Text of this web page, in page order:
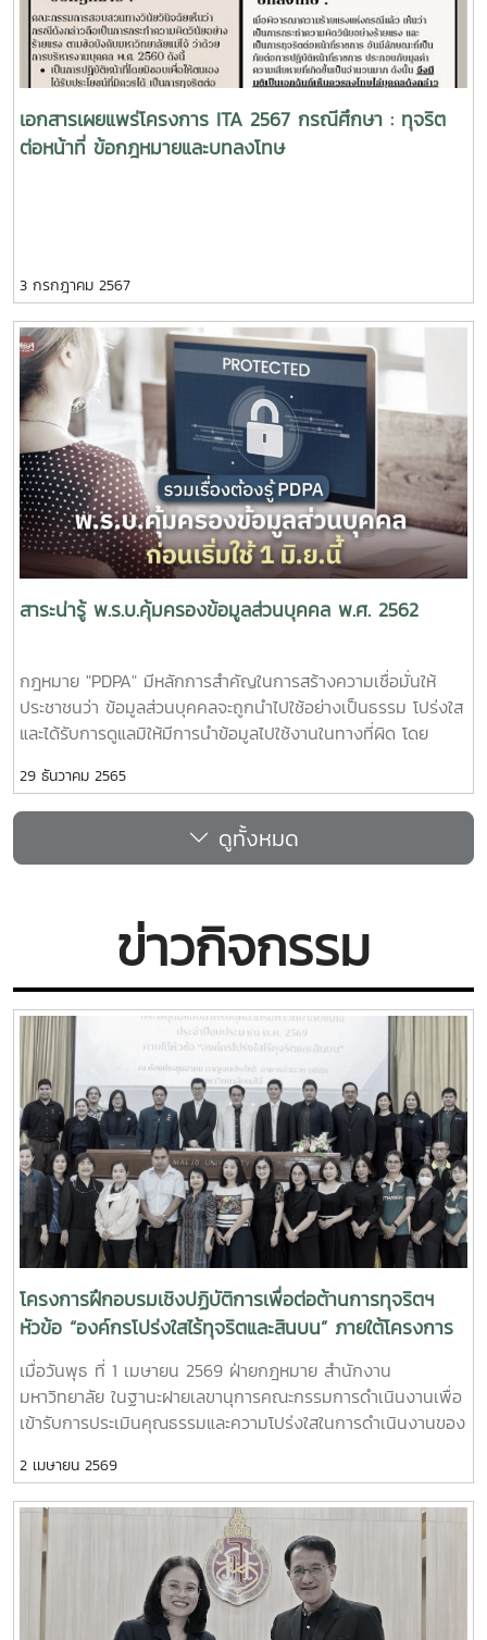
เอกสารเผยแพร่โครงการ ITA 2567 กรณีศึกษา : ทุจริต
ต่อหน้าที่ ข้อกฎหมายและบทลงโทษ
3 กรกฎาคม 2567
สาระน่ารู้ พ.ร.บ.คุ้มครองข้อมูลส่วนบุคคล พ.ศ. 2562
กฎหมาย "PDPA" มีหลักการสำคัญในการสร้างความเชื่อมั่นให้
ประชาชนว่า ข้อมูลส่วนบุคคลจะถูกนำไปใช้อย่างเป็นธรรม โปร่งใส
และได้รับการดูแลมิให้มีการนำข้อมูลไปใช้งานในทางที่ผิด โดย
การขออนุญาตจากเจ้าของข้อมูลหรือตามที่มีการบัญญัติไว้ใน
กฎหมาย และต้องแจ้งวัตถุประสงค์ในการนำข้อมูลไปใช้ และต้องใช้
ตรงตามวัตถุประสงค์ที่ได้แจ้งไว้ด้วย ทั้งนี้ ผู้สนใจสามารถศึกษา
รายละเอียดได้จากแผนภาพ ซึ่งจัดทำโดย สำนักงานคณะกรรมการ
บุคคล พ.ศ. ๒๕๖๒ประกาศมหาวิทยาลัยแม่โจ้ เรื่อง นโยบาย
คุ้มครองข้อมูลส่วนบุคคลป.หลักเกณฑ์การพิจารณาออกคำสั่ง
ลงโทษปรับทางปกครองของคณะกรรมการผู้เชี่ยวชาญ พ.ศ.
๒๕๖๕ป.หลักเกณฑ์และวิธีการในการจัดทำและเก็บรักษาบันทึก
รายการของกิจกรรมการประมวลผลข้อมูลส่วนบุคคล พ.ศ. ๒๕๖๕
29 ธันวาคม 2565
ดูทั้งหมด
ข่าวกิจกรรม
โครงการฝึกอบรมเชิงปฏิบัติการเพื่อต่อต้านการทุจริตฯ
หัวข้อ “องค์กรโปร่งใสไร้ทุจริตและสินบน” ภายใต้โครงการ
ประเมิน ITA ประจำปี 2569
เมื่อวันพุธ ที่ 1 เมษายน 2569 ฝ่ายกฎหมาย สำนักงาน
มหาวิทยาลัย ในฐานะฝายเลขานุการคณะกรรมการดำเนินงานเพื่อ
เข้ารับการประเมินคุณธรรมและความโปร่งใสในการดำเนินงานของ
โครงการฝึกอบรมเชิงปฏิบัติการเพื่อต่อต้านการทุจริตและ
ประพฤติมิชอบสำหรับบุคลากรมหาวิทยาลัยแม่โจ้ ประจำ
ปีงบประมาณ พ.ศ. 2569 ภายใต้หัวข้อ "องค์กรโปร่งใสไร้ทุจริต
และสินบน" เพื่อเสริมสร้างองค์ความรู้ด้านกฎหมายเกี่ยวกับการต่อ
ต้านการทุจริตและประพฤติมิชอบแก่บุคลากร ตลอดจนฝึกปฏิบัติ
การวิเคราะห์สถานการณ์ที่อาจนำไปสู่ปัญหาการกระทำทุจริต โดยมี
รองศาสตราจารย์ ดร.เกรียงศักดิ์ ศรีเงินยวง รองอธิการบดี
2 เมษายน 2569